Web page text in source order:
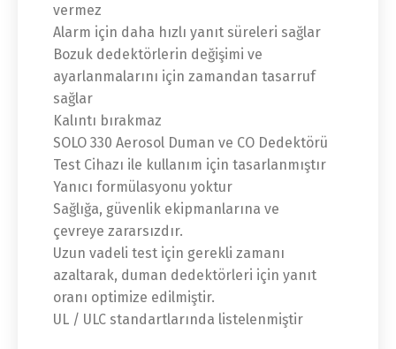
vermez
Alarm için daha hızlı yanıt süreleri sağlar
Bozuk dedektörlerin değişimi ve
ayarlanmalarını için zamandan tasarruf
sağlar
Kalıntı bırakmaz
SOLO 330 Aerosol Duman ve CO Dedektörü
Test Cihazı ile kullanım için tasarlanmıştır
Yanıcı formülasyonu yoktur
Sağlığa, güvenlik ekipmanlarına ve
çevreye zararsızdır.
Uzun vadeli test için gerekli zamanı
azaltarak, duman dedektörleri için yanıt
oranı optimize edilmiştir.
UL / ULC standartlarında listelenmiştir